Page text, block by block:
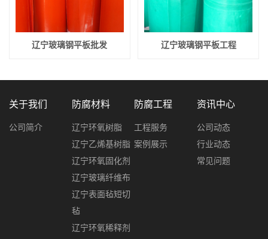
辽宁玻璃钢平板批发 辽宁玻璃钢平板工程
关于我们
公司简介
防腐材料
辽宁环氧树脂
辽宁乙烯基树脂
辽宁环氧固化剂
辽宁玻璃纤维布
辽宁表面毡短切
毡
辽宁环氧稀释剂
防腐工程
工程服务
案例展示
资讯中心
公司动态
行业动态
常见问题